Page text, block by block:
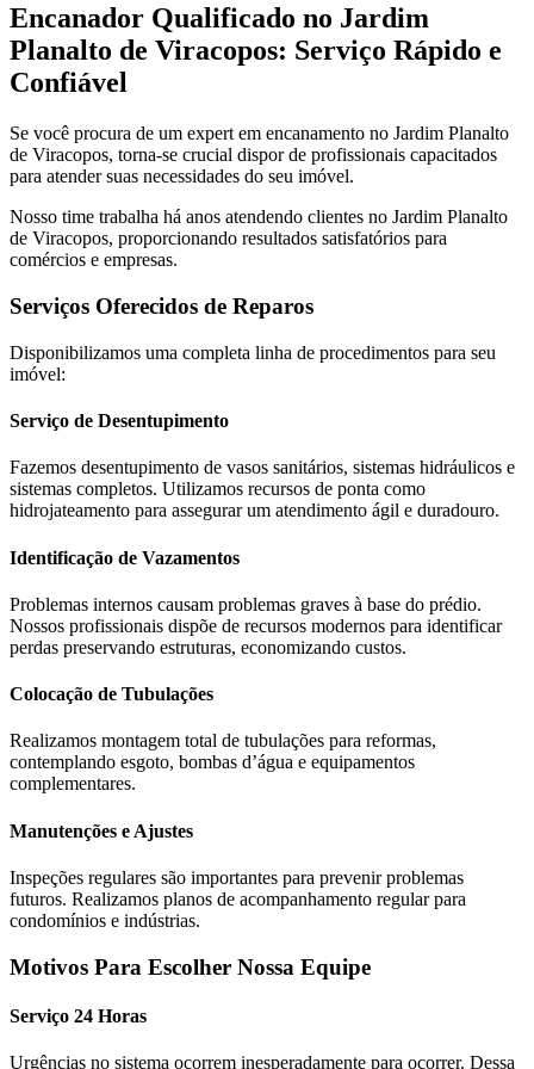
Encanador Qualificado no Jardim
Planalto de Viracopos: Serviço Rápido e
Confiável
Se você procura de um expert em encanamento no Jardim Planalto
de Viracopos, torna-se crucial dispor de profissionais capacitados
para atender suas necessidades do seu imóvel.
Nosso time trabalha há anos atendendo clientes no Jardim Planalto
de Viracopos, proporcionando resultados satisfatórios para
comércios e empresas.
Serviços Oferecidos de Reparos
Disponibilizamos uma completa linha de procedimentos para seu
imóvel:
Serviço de Desentupimento
Fazemos desentupimento de vasos sanitários, sistemas hidráulicos e
sistemas completos. Utilizamos recursos de ponta como
hidrojateamento para assegurar um atendimento ágil e duradouro.
Identificação de Vazamentos
Problemas internos causam problemas graves à base do prédio.
Nossos profissionais dispõe de recursos modernos para identificar
perdas preservando estruturas, economizando custos.
Colocação de Tubulações
Realizamos montagem total de tubulações para reformas,
contemplando esgoto, bombas d’água e equipamentos
complementares.
Manutenções e Ajustes
Inspeções regulares são importantes para prevenir problemas
futuros. Realizamos planos de acompanhamento regular para
condomínios e indústrias.
Motivos Para Escolher Nossa Equipe
Serviço 24 Horas
Urgências no sistema ocorrem inesperadamente para ocorrer. Dessa